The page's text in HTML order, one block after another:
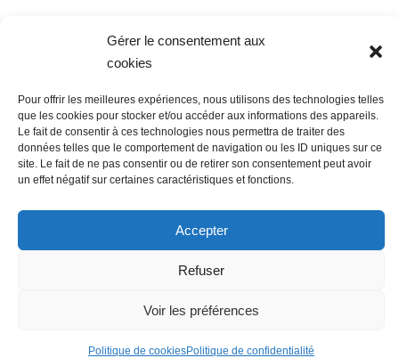
Gérer le consentement aux
cookies
Pour offrir les meilleures expériences, nous utilisons des technologies telles
que les cookies pour stocker et/ou accéder aux informations des appareils.
Le fait de consentir à ces technologies nous permettra de traiter des
données telles que le comportement de navigation ou les ID uniques sur ce
site. Le fait de ne pas consentir ou de retirer son consentement peut avoir
un effet négatif sur certaines caractéristiques et fonctions.
Accepter
Refuser
Voir les préférences
Politique de cookiesPolitique de confidentialité
Nous contacter
Conditions Générales de Ventes
Politique de confidentialité
Mentions légales
Mon compte
Mot de passe perdu
Newsletter Politique de cookies (UE)